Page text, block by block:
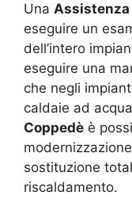
Una Assistenza
eseguire un
dell’intero
eseguire una
che negli
caldaie ad
Coppedè è
sostituzione
riscaldamento.